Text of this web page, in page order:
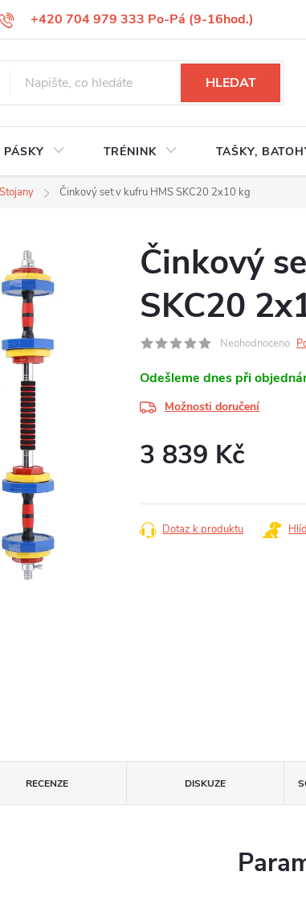
+420 704 979 333 Po-Pá (9-16hod.)
ZBOŽÍ REKLAMACE ZBOŽÍ ODSTOUPENÍ OD
HLEDAT
PÁSKY TRÉNINK TAŠKY,
Činkový set v kufru HMS SKC20 2x10 kg
Činkový
SKC20
Neohodnoceno
Odešleme dnes při
Možnosti doručení
3 839 Kč
Dotaz k produktu
RECENZE DISKUZE